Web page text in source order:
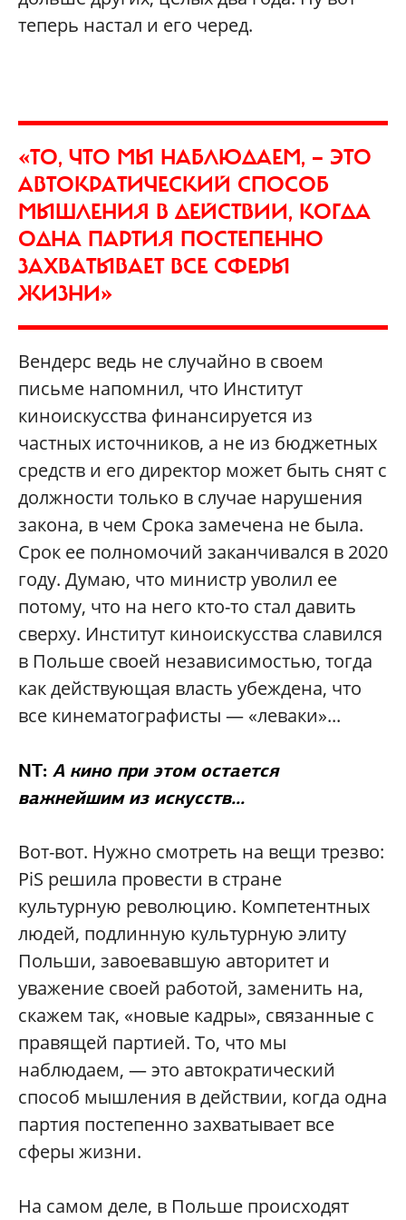
теперь настал и его черед.
«ТО, ЧТО МЫ НАБЛЮДАЕМ, — ЭТО
АВТОКРАТИЧЕСКИЙ СПОСОБ
МЫШЛЕНИЯ В ДЕЙСТВИИ, КОГДА
ОДНА ПАРТИЯ ПОСТЕПЕННО
ЗАХВАТЫВАЕТ ВСЕ СФЕРЫ
ЖИЗНИ»
Вендерс ведь не случайно в своем
письме напомнил, что Институт
киноискусства финансируется из
частных источников, а не из бюджетных
средств и его директор может быть снят с
должности только в случае нарушения
закона, в чем Срока замечена не была.
Срок ее полномочий заканчивался в 2020
году. Думаю, что министр уволил ее
потому, что на него кто-то стал давить
сверху. Институт киноискусства славился
в Польше своей независимостью, тогда
как действующая власть убеждена, что
все кинематографисты — «леваки»...
NT: А кино при этом остается
важнейшим из искусств...
Вот-вот. Нужно смотреть на вещи трезво:
PiS решила провести в стране
культурную революцию. Компетентных
людей, подлинную культурную элиту
Польши, завоевавшую авторитет и
уважение своей работой, заменить на,
скажем так, «новые кадры», связанные с
правящей партией. То, что мы
наблюдаем, — это автократический
способ мышления в действии, когда одна
партия постепенно захватывает все
сферы жизни.
На самом деле, в Польше происходят